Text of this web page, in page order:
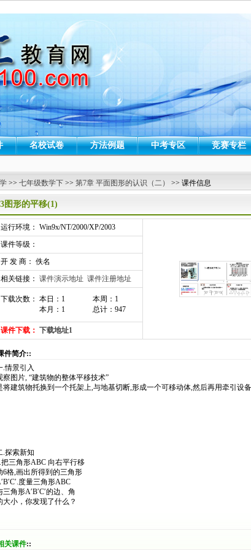
名校试卷 方法例题 中考专区 竞赛专栏
>> 七年级数学下 >> 第7章 平面图形的认识（二） >> 课件信息
图形的平移(1)
行环境： Win9x/NT/2000/XP/2003
件等级：
发 商： 佚名
关链接： 课件演示地址 课件注册地址
载次数： 本日：1
月：1
本周：1
总计：947
课件下载： 下载地址1
件简介::
.情景引入
察图片, “建筑物的整体平移技术”
将建筑物托换到一个托架上,与地基切断,形成一个可移动体,然后再用牵引设
.探索新知
把三角形ABC 向右平行移
6格,画出所得到的三角形
度量三角形ABC
三角形A′B′C′的边、角
大小，你发现了什么？
关课件::